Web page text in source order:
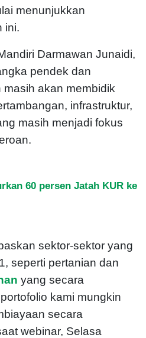
menunjukkan
ini.
Darmawan Junaidi,
pendek dan
akan membidik
infrastruktur,
masih menjadi fokus
60 persen Jatah KUR ke
sektor-sektor yang
seperti pertanian dan
yang secara
kami mungkin
secara
webinar, Selasa